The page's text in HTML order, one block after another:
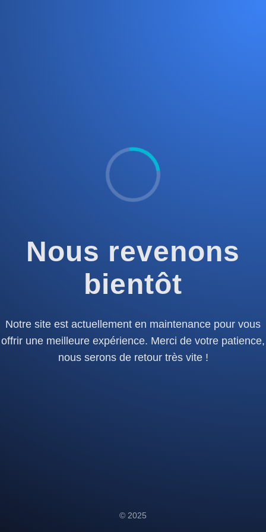
Nous revenons
bientôt
Notre site est actuellement en maintenance pour vous
offrir une meilleure expérience. Merci de votre patience,
nous serons de retour très vite !
© 2025